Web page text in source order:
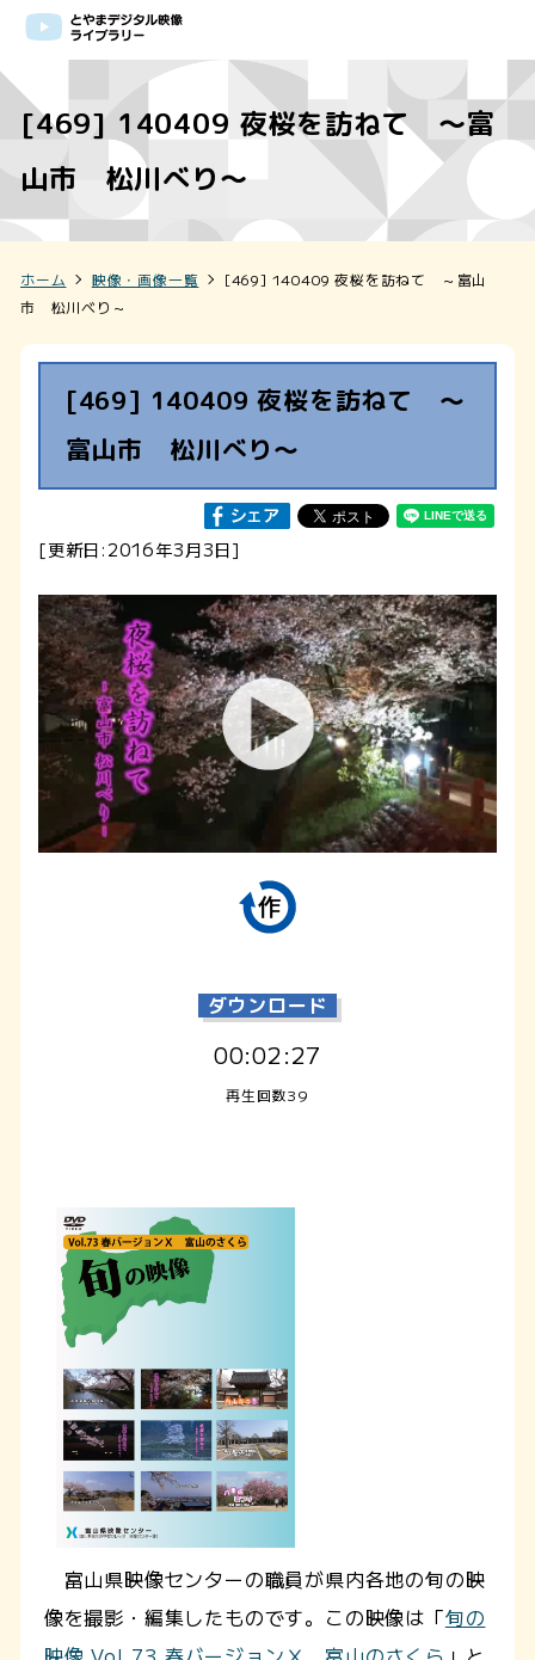
[469] 140409 夜桜を訪ねて ～富
山市 松川べり～
ホーム 映像・画像一覧
[469] 140409 夜桜を訪ねて ～富山
市 松川べり～
[469] 140409 夜桜を訪ねて ～
富山市 松川べり～
[更新日:2016年3月3日]
ダウンロード
00:02:27
再生回数39
富山県映像センターの職員が県内各地の旬の映
像を撮影・編集したものです。この映像は「旬の